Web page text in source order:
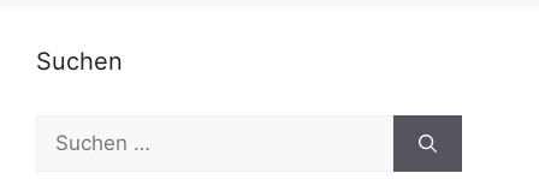
Suchen
Suchen
nach: